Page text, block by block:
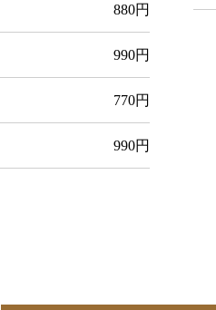
880円
990円
770円
990円